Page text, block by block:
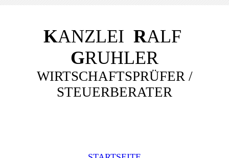
KANZLEI RALF
GRUHLER
WIRTSCHAFTSPRÜFER /
STEUERBERATER